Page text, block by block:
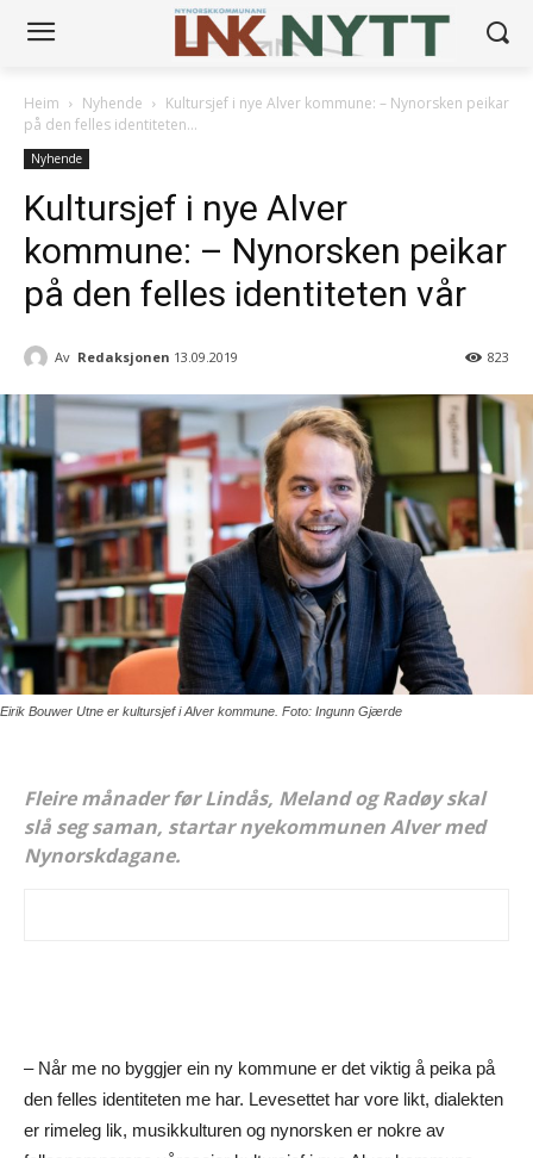
Heim Nyhende
Kultursjef i nye Alver kommune: – Nynorsken peikar
på den felles identiteten...
Nyhende
Kultursjef i nye Alver
kommune: – Nynorsken peikar
på den felles identiteten vår
Av Redaksjonen 13.09.2019 823
Eirik Bouwer Utne er kultursjef i Alver kommune. Foto: Ingunn Gjærde
Fleire månader før Lindås, Meland og Radøy skal
slå seg saman, startar nyekommunen Alver med
Nynorskdagane.
– Når me no byggjer ein ny kommune er det viktig å peika på
den felles identiteten me har. Levesettet har vore likt, dialekten
er rimeleg lik, musikkulturen og nynorsken er nokre av